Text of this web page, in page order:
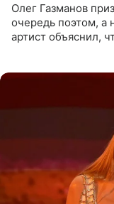
Олег Газманов
очередь поэтом, а
артист объяснил,